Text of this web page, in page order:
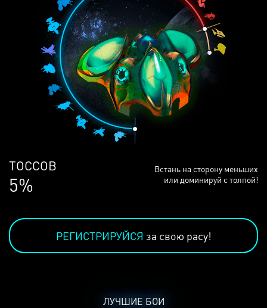
ЛЮДЕЙ
69%
Встань на сторону меньших
или доминируй с толпой!
РЕГИСТРИРУЙСЯ за свою расу!
ЛУЧШИЕ БОИ